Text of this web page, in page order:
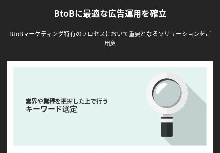
BtoBに最適な広告運用を確立
BtoBマーケティング特有のプロセスにおいて重要となるソリューションをご
用意
業界や業種を把握した上で行う
キーワード選定